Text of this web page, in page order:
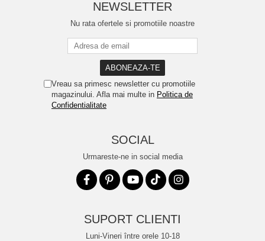
NEWSLETTER
Nu rata ofertele si promotiile noastre
Vreau sa primesc newsletter cu promotiile
magazinului. Afla mai multe in Politica de
Confidentialitate
SOCIAL
Urmareste-ne in social media
SUPORT CLIENTI
Luni-Vineri între orele 10-18